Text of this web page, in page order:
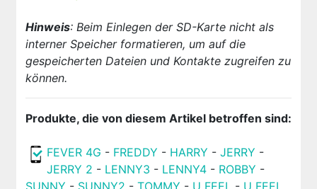
Hinweis: Beim Einlegen der SD-Karte nicht als
interner Speicher formatieren, um auf die
gespeicherten Dateien und Kontakte zugreifen zu
können.
Produkte, die von diesem Artikel betroffen sind:
FEVER 4G - FREDDY - HARRY - JERRY -
JERRY 2 - LENNY3 - LENNY4- ROBBY -